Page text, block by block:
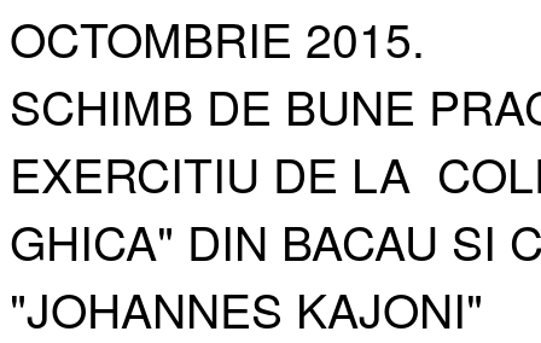
OCTOMBRIE 2015.
SCHIMB DE BUNE
EXERCITIU DE LA
GHICA" DIN BACAU SI
"JOHANNES KAJONI"​